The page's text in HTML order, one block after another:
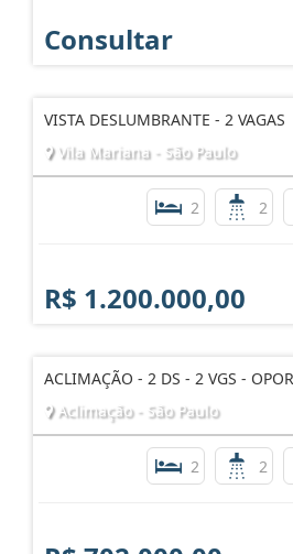
Consultar
VISTA DESLUMBRANTE - 2 VAGAS
Vila Mariana - São Paulo
2 2
R$ 1.200.000,00
ACLIMAÇÃO - 2 DS - 2 VGS -
Aclimação - São Paulo
2 2